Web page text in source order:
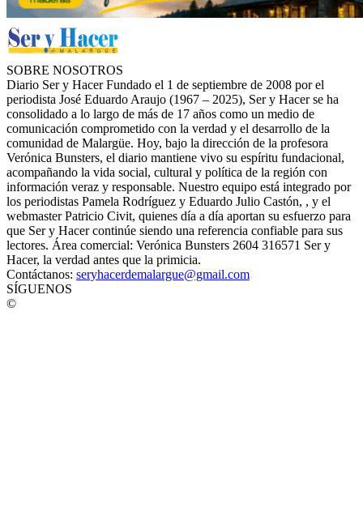
SOBRE NOSOTROS
Diario Ser y Hacer Fundado el 1 de septiembre de 2008 por el
periodista José Eduardo Araujo (1967 – 2025), Ser y Hacer se ha
consolidado a lo largo de más de 17 años como un medio de
comunicación comprometido con la verdad y el desarrollo de la
comunidad de Malargüe. Hoy, bajo la dirección de la profesora
Verónica Bunsters, el diario mantiene vivo su espíritu fundacional,
acompañando la vida social, cultural y política de la región con
información veraz y responsable. Nuestro equipo está integrado por
los periodistas Pamela Rodríguez y Eduardo Julio Castón, , y el
webmaster Patricio Civit, quienes día a día aportan su esfuerzo para
que Ser y Hacer continúe siendo una referencia confiable para sus
lectores. Área comercial: Verónica Bunsters 2604 316571 Ser y
Hacer, la verdad antes que la primicia.
Contáctanos: seryhacerdemalargue@gmail.com
SÍGUENOS
©